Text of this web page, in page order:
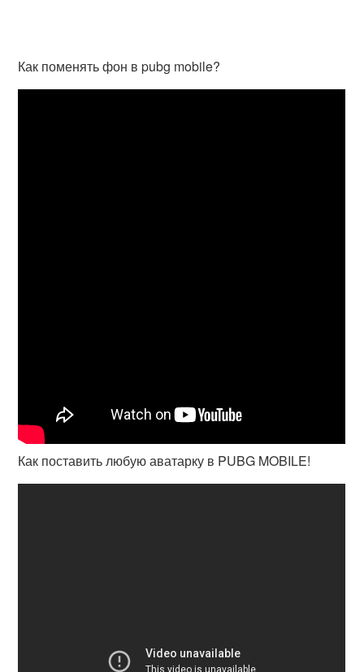
Как поменять фон в pubg mobile?
Как поставить любую аватарку в PUBG MOBILE!